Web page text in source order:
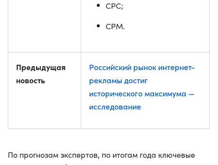
CPC;
CPM.
Предыдущая
новость
Российский рынок интернет-
рекламы достиг
исторического максимума —
исследование
По прогнозам экспертов, по итогам года ключевые